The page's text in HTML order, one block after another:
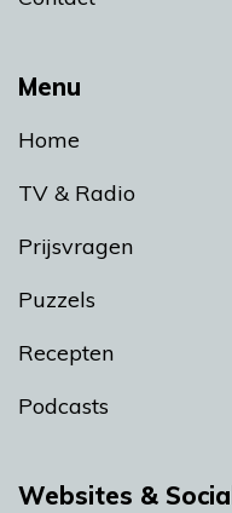
Menu
Home
TV & Radio
Prijsvragen
Puzzels
Recepten
Podcasts
Websites & Social